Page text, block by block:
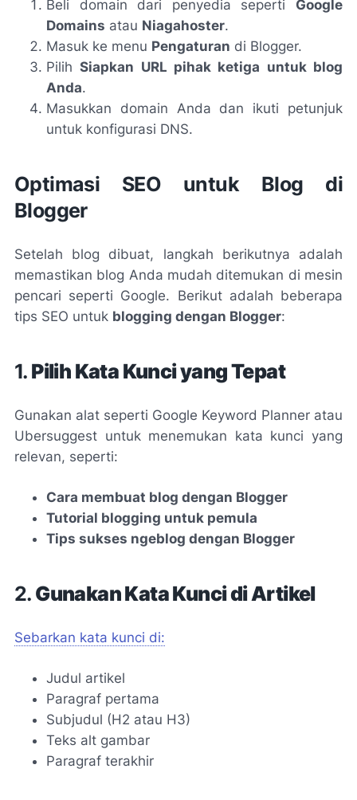
Beli domain dari penyedia seperti Google
Domains atau Niagahoster.
Masuk ke menu Pengaturan di Blogger.
PilihSiapkan URL pihak ketiga untuk blog
Anda.
Masukkan domain Anda dan ikuti petunjuk
untuk konfigurasi DNS.
Optimasi SEO untuk Blog di
Blogger
Setelah blog dibuat, langkah berikutnya adalah
memastikan blog Anda mudah ditemukan di mesin
pencari seperti Google. Berikut adalah beberapa
tips SEO untuk blogging dengan Blogger:
1. Pilih Kata Kunci yang Tepat
Gunakan alat seperti Google Keyword Planner atau
Ubersuggest untuk menemukan kata kunci yang
relevan, seperti:
Cara membuat blog dengan Blogger
Tutorial blogging untuk pemula
Tips sukses ngeblog dengan Blogger
2. Gunakan Kata Kunci di Artikel
Sebarkan kata kunci di:
Judul artikel
Paragraf pertama
Subjudul (H2 atau H3)
Teks alt gambar
Paragraf terakhir